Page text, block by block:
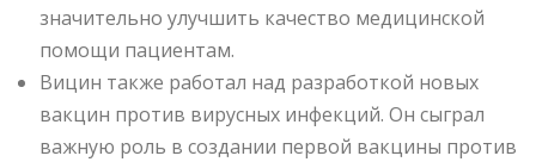
значительно улучшить качество медицинской
помощи пациентам.
Вицин также работал над разработкой новых
вакцин против вирусных инфекций. Он сыграл
важную роль в создании первой вакцины против